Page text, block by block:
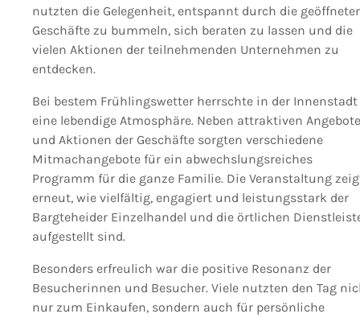
nutzten die Gelegenheit, entspannt durch die
Geschäfte zu bummeln, sich beraten zu lassen und die
vielen Aktionen der teilnehmenden Unternehmen zu
entdecken.
Bei bestem Frühlingswetter herrschte in der Innenstadt
eine lebendige Atmosphäre. Neben attraktiven
und Aktionen der Geschäfte sorgten verschiedene
Mitmachangebote für ein abwechslungsreiches
Programm für die ganze Familie. Die Veranstaltung
erneut, wie vielfältig, engagiert und leistungsstark der
Bargteheider Einzelhandel und die örtlichen
aufgestellt sind.
Besonders erfreulich war die positive Resonanz der
Besucherinnen und Besucher. Viele nutzten den Tag
nur zum Einkaufen, sondern auch für persönliche